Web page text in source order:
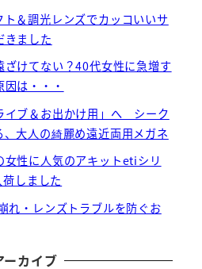
＆調光レンズでカッコいいサ
きました
ざけてない？40代女性に急増す
は・・・
イブ＆お出かけ用」へ シーク
、大人の綺麗め遠近両用メガネ
性に人気のアキットetiシリ
しました
れ・レンズトラブルを防ぐお
ーカイブ